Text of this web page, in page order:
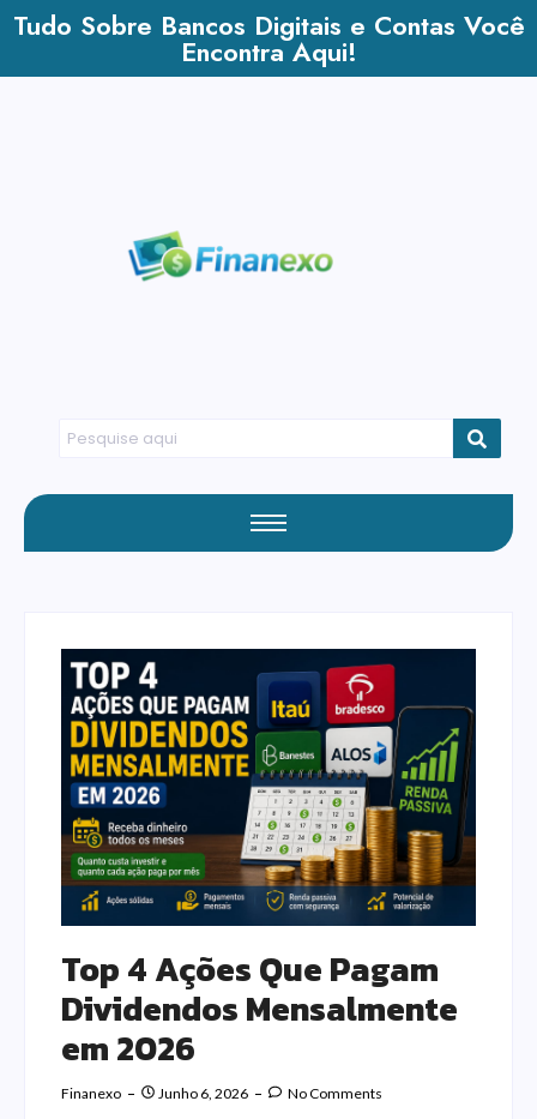
Tudo Sobre Bancos Digitais e Contas Você
Encontra Aqui!
Top 4 Ações Que Pagam
Dividendos Mensalmente
em 2026
Finanexo Junho 6, 2026 No Comments